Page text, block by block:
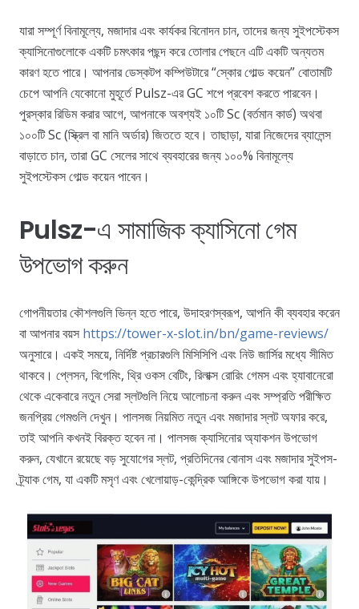
যারা সম্পূর্ণ বিনামূল্যে, মজাদার এবং কার্যকর বিনোদন চান, তাদের জন্য সুইপস্টেকস
ক্যাসিনোগুলোকে একটি চমৎকার পছন্দ করে তোলার পেছনে এটি একটি অন্যতম
কারণ হতে পারে। আপনার ডেস্কটপ কম্পিউটারে “স্কোর গোল্ড কয়েন” বোতামটি
চেপে আপনি যেকোনো মুহূর্তে Pulsz-এর GC শপে প্রবেশ করতে পারবেন।
পুরস্কার রিডিম করার আগে, আপনাকে অবশ্যই ১০টি Sc (বর্তমান কার্ড) অথবা
১০০টি Sc (স্ক্রিল বা মানি অর্ডার) জিততে হবে। তাছাড়া, যারা নিজেদের ব্যালেন্স
বাড়াতে চান, তারা GC সেলের সাথে ব্যবহারের জন্য ১০০% বিনামূল্যে
সুইপস্টেকস গোল্ড কয়েন পাবেন।
Pulsz-এ সামাজিক ক্যাসিনো গেম
উপভোগ করুন
গোপনীয়তার কৌশলগুলি ভিন্ন হতে পারে, উদাহরণস্বরূপ, আপনি কী ব্যবহার করেন
বা আপনার বয়স https://tower-x-slot.in/bn/game-reviews/
অনুসারে। একই সময়ে, নির্দিষ্ট প্রচারগুলি মিসিসিপি এবং নিউ জার্সির মধ্যে সীমিত
থাকবে। প্লেসন, বিগেমিং, থ্রি ওকস বেটিং, রিলাক্স রোরিং গেমস এবং হ্যাবানেরো
থেকে একেবারে নতুন সেরা স্লটগুলি নিয়ে আলোচনা করুন এবং সম্প্রতি পরীক্ষিত
জনপ্রিয় গেমগুলি দেখুন। পালসজ নিয়মিত নতুন এবং মজাদার স্লট অফার করে,
তাই আপনি কখনই বিরক্ত হবেন না। পালসজ ক্যাসিনোর অ্যাকশন উপভোগ
করুন, যেখানে রয়েছে বড় সুযোগের স্লট, প্রতিদিনের বোনাস এবং মজাদার সুইপস-
ট্র্যাক গেম, যা একটি মসৃণ এবং খেলোয়াড়-কেন্দ্রিক আঙ্গিকে উপভোগ করা যায়।